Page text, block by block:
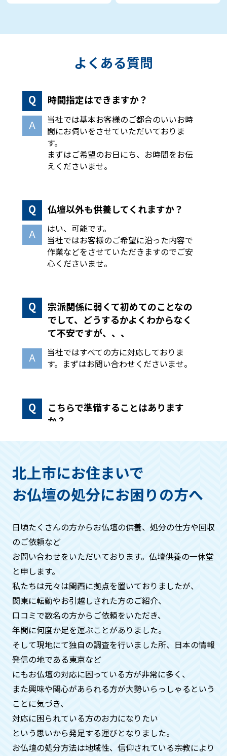
よくある質問
時間指定はできますか？
当社では基本お客様のご都合のいいお時
間にお伺いをさせていただいておりま
す。
まずはご希望のお日にち、お時間をお伝
えくださいませ。
仏壇以外も供養してくれますか？
はい、可能です。
当社ではお客様のご希望に沿った内容で
作業などをさせていただきますのでご安
心くださいませ。
宗派関係に弱くて初めてのことなの
でして、どうするかよくわからなく
て不安ですが、、、
当社ではすべての方に対応しておりま
す。まずはお問い合わせくださいませ。
こちらで準備することはあります
か？
手続きや回収作業などはこちらで全て行
ただき、回収する仏具などは箱などにお
入れください。
基本的には・お問い合わせ→見積もり→
ご希望日時にお伺い、回収→お支払い→
供養→処分→供養証明証発行。といった
流れになります。
周りの方に知られたくないのです
が、、、
ご安心ください。搬出時には中身がわか
らないよう梱包などをいたしますので、
周りの方に知られることはございませ
ん。
供養がどのようにされているか確認
はできますか？
北上市にお住まいで
お仏壇の処分にお困りの方へ
日頃たくさんの方からお仏壇の供養、処分の仕方や回収
のご依頼など
お問い合わせをいただいております。仏壇供養の一休堂
と申します。
私たちは元々は関⻄に拠点を置いておりましたが、
関東に転勤やお引越しされた方のご紹介、
口コミで数名の方からご依頼をいただき、
年間に何度か⾜を運ぶことがありました。
そして現地にて独自の調査を⾏いました所、日本の情報
発信の地である東京など
にもお仏壇の対応に困っている方が非常に多く、
また興味や関心があられる方が大勢いらっしゃるという
ことに気づき、
対応に困られている方のお力になりたい
という思いから発⾜する運びとなりました。
お仏壇の処分方法は地域性、信仰されている宗教により